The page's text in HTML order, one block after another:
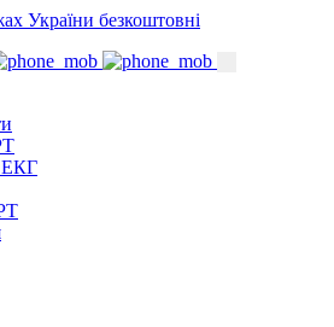
України безкоштовні
ЕКГ